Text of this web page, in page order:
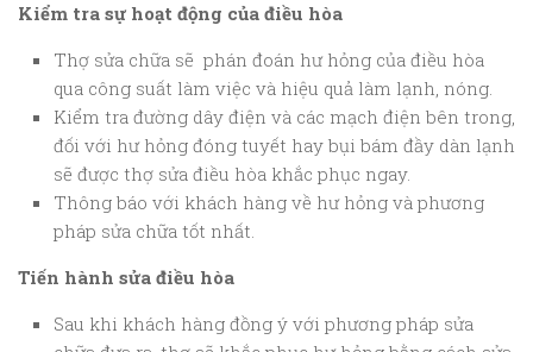
Kiểm tra sự hoạt động của điều hòa
Thợ sửa chữa sẽ phán đoán hư hỏng của điều hòa
qua công suất làm việc và hiệu quả làm lạnh, nóng.
Kiểm tra đường dây điện và các mạch điện bên trong,
đối với hư hỏng đóng tuyết hay bụi bám đầy dàn lạnh
sẽ được thợ sửa điều hòa khắc phục ngay.
Thông báo với khách hàng về hư hỏng và phương
pháp sửa chữa tốt nhất.
Tiến hành sửa điều hòa
Sau khi khách hàng đồng ý với phương pháp sửa